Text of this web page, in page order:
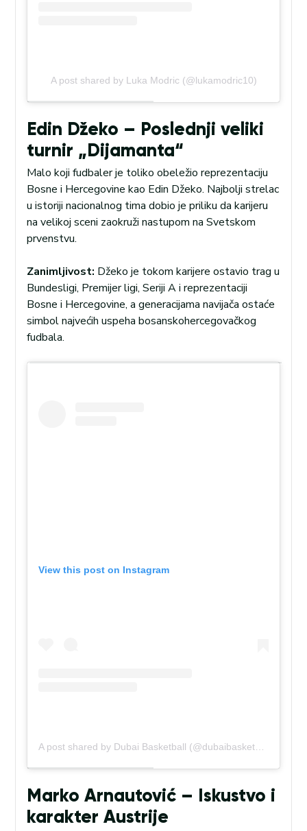
A post shared by Luka Modric (@lukamodric10)
Edin Džeko – Poslednji veliki
turnir „Dijamanta“
Malo koji fudbaler je toliko obeležio reprezentaciju
Bosne i Hercegovine kao Edin Džeko. Najbolji strelac
u istoriji nacionalnog tima dobio je priliku da karijeru
na velikoj sceni zaokruži nastupom na Svetskom
prvenstvu.
Zanimljivost: Džeko je tokom karijere ostavio trag u
Bundesligi, Premijer ligi, Seriji A i reprezentaciji
Bosne i Hercegovine, a generacijama navijača ostaće
simbol najvećih uspeha bosanskohercegovačkog
fudbala.
View this post on Instagram
Marko Arnautović – Iskustvo i
karakter Austrije